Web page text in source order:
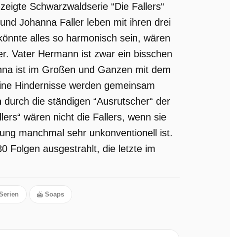
Schwarzwaldserie “Die Fallers“
Johanna Faller leben mit ihren drei
alles so harmonisch sein, wären
Vater Hermann ist zwar ein bisschen
ist im Großen und Ganzen mit dem
Hindernisse werden gemeinsam
die ständigen “Ausrutscher“ der
wären nicht die Fallers, wenn sie
manchmal sehr unkonventionell ist.
Folgen ausgestrahlt, die letzte im
Soaps